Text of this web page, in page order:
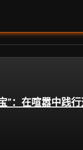
”：在喧嚣中践